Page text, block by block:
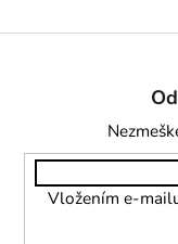
Vložením e-